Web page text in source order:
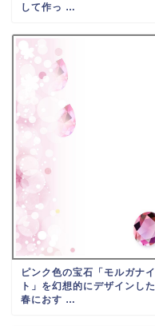
して作っ …
ピンク色の宝石「モルガナイ
ト」を幻想的にデザインした
春におす …